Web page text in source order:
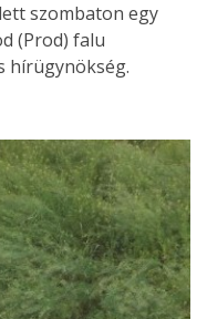
szombaton egy
(Prod) falu
hírügynökség.